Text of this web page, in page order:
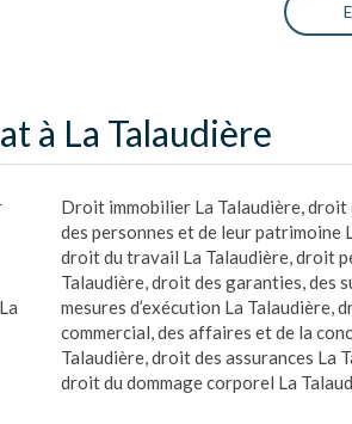
à La Talaudière
Droit immobilier La Talaudière,droit
des personnes et de leur patrimoine
droit du travail La Talaudière,droit
Talaudière,droit des garanties, des
mesures d’exécution La Talaudière,
commercial, des affaires et de la
Talaudière,droit des assurances La
droit du dommage corporel La